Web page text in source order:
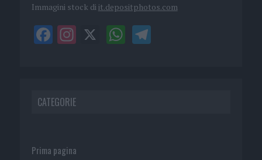
Immagini stock di it.depositphotos.com
CATEGORIE
Prima pagina